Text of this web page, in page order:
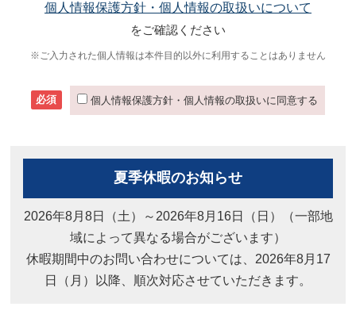
個人情報保護方針・個人情報の取扱いについて
をご確認ください
※ご入力された個人情報は本件目的以外に利用することはありません
必須 個人情報保護方針・個人情報の取扱いに同意する
夏季休暇のお知らせ
2026年8月8日（土）～2026年8月16日（日）（一部地
域によって異なる場合がございます）
休暇期間中のお問い合わせについては、2026年8月17
日（月）以降、順次対応させていただきます。